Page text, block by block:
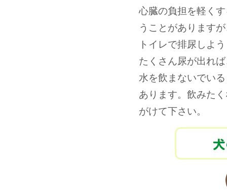
心臓の負担を軽く
うことがあります
トイレで排尿しよ
たくさん尿が出れ
水を飲まないでい
あります。飲みた
がけて下さい。